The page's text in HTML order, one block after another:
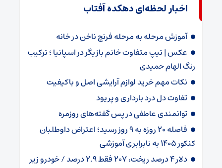
اخبار لحظه‌ای دهکده آفتاب
آموزش مرحله به مرحله فرنچ ناخن در خانه
عکس | تیپ متفاوت خانم بازیگر در اسپانیا ؛ ترکیب
رنگ الهام حمیدی
نکات مهم خرید لوازم آرایشی اصل و باکیفیت
تفاوت دل درد بارداری و پریود
توانمندی عاطفی در پس گفته‌های روزمره
فاصله ۲۰ روزه به ۹ روز رسید؛ اعتراض داوطلبان
کنکور ۱۴۰۵ به نابرابری آموزشی
دلار ۴ درصد ریخت، ۲۰۷ فقط ۲.۹ درصد / خودرو زیر